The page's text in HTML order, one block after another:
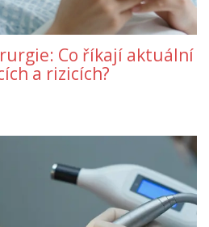
Co říkají aktuální
a rizicích?